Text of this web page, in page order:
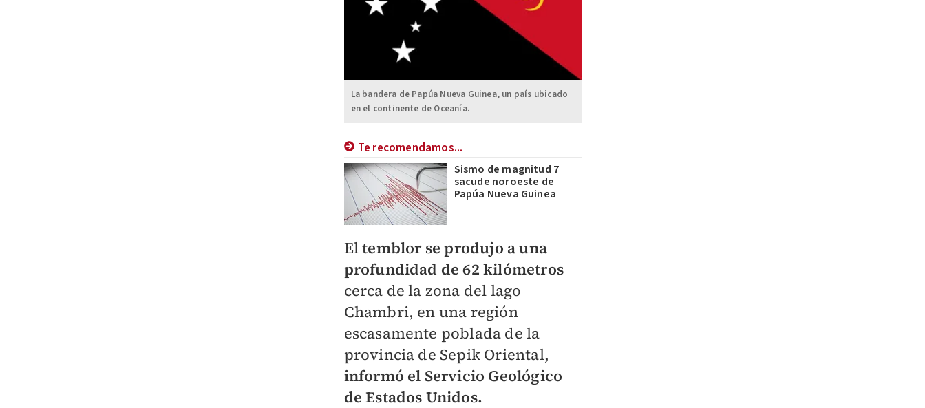
La bandera de Papúa Nueva Guinea, un país ubicado
en el continente de Oceanía.
Te recomendamos...
Sismo de magnitud 7
sacude noroeste de
Papúa Nueva Guinea
Eltemblor se produjo a una
profundidad de 62 kilómetros
cerca de la zona del lago
Chambri, en una región
escasamente poblada de la
provincia de Sepik Oriental,
informó el Servicio Geológico
de Estados Unidos.